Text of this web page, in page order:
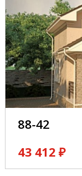
88-42
43 412 ₽